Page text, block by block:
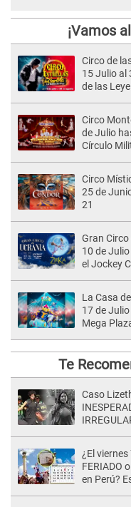
¡Vamos
Circo de
15 Julio al
de las
Circo
de Julio
Círculo
Circo
25 de
21
Gran Circo
10 de
el Jockey
La Casa
17 de
Mega
Te
Caso
¿El
FERIADO
en Perú?